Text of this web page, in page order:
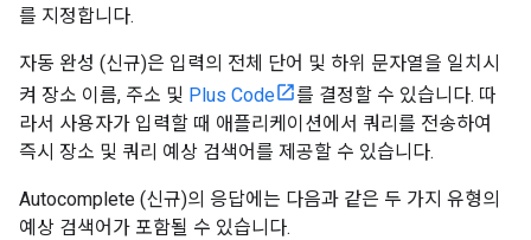
를 지정합니다.
자동 완성 (신규)은 입력의 전체 단어 및 하위 문자열을 일치시
켜 장소 이름, 주소 및 Plus Code
를 결정할 수 있습니다. 따
라서 사용자가 입력할 때 애플리케이션에서 쿼리를 전송하여
즉시 장소 및 쿼리 예상 검색어를 제공할 수 있습니다.
Autocomplete (신규)의 응답에는 다음과 같은 두 가지 유형의
예상 검색어가 포함될 수 있습니다.